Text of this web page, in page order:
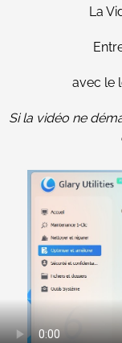
La
avec le
Si la vidéo ne